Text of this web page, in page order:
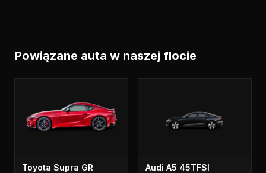
Powiązane auta w naszej flocie
Toyota Supra GR Audi A5 45TFSI